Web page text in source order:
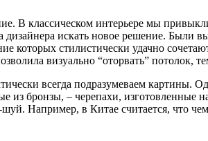
В классическом интерьере мы
искать новое решение.
которых стилистически удачно
визуально “оторвать” потолок,
всегда подразумеваем картины.
из бронзы, – черепахи, изготовленные
Например, в Китае считается, что